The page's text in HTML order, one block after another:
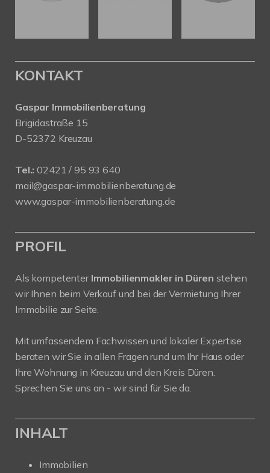
KONTAKT
Gaspar Immobilienberatung
Brigidastraße 15
D-52372 Kreuzau
Tel.: 02421 / 95 93 640
mail@gaspar-immobilienberatung.de
www.gaspar-immobilienberatung.de
PROFIL
Als kompetenter Immobilienmakler in Düren stehen
wir Ihnen beim Verkauf und bei der Vermietung Ihrer
Immobilie zur Seite.
Mit umfassendem Fachwissen und lokaler Expertise
beraten wir Sie in allen Fragen rund um Ihr Haus oder
Ihre Wohnung in Kreuzau und den Kreis Düren.
Sprechen Sie uns an - wir sind für Sie da.
INHALT
Immobilien